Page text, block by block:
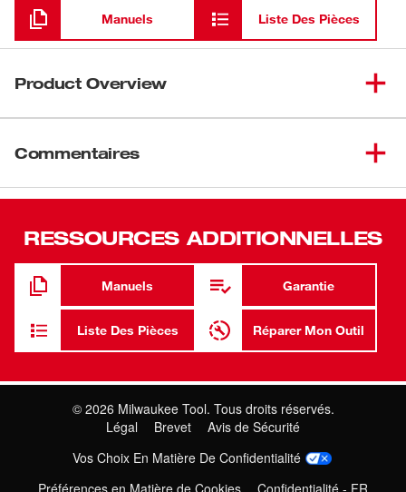
Manuels Liste Des Pièces
Product Overview
M-Spector™ AV replacement analog camera cable
Fits Milwaukee® models 2311-21 and 2312-21
Commentaires
RESSOURCES ADDITIONNELLES
Manuels Garantie
Liste Des Pièces Réparer Mon Outil
© 2026 Milwaukee Tool. Tous droits réservés.
Légal
Brevet
Avis de Sécurité
Vos Choix En Matière De Confidentialité
Préférences en Matière de Cookies
Confidentialité - FR